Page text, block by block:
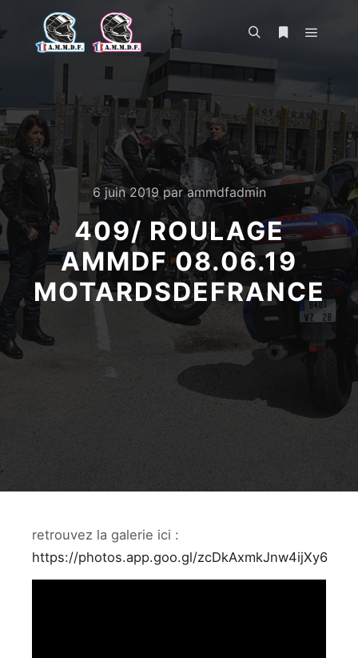
6 juin 2019parammdfadmin
409/ ROULAGE
AMMDF 08.06.19
MOTARDSDEFRANCE
retrouvez la galerie ici :
https://photos.app.goo.gl/zcDkAxmkJnw4ijXy6